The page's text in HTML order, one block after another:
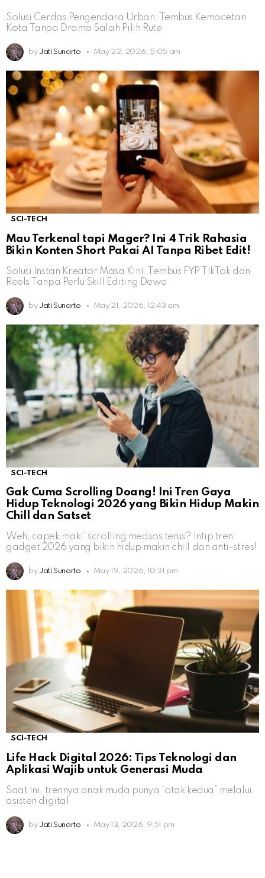
Solusi Cerdas Pengendara Urban: Tembus Kemacetan
Kota Tanpa Drama Salah Pilih Rute
by Jati Sunarto May 22, 2026, 5:05 am
SCI-TECH
Mau Terkenal tapi Mager? Ini 4 Trik Rahasia
Bikin Konten Short Pakai AI Tanpa Ribet Edit!
Solusi Instan Kreator Masa Kini: Tembus FYP TikTok dan
Reels Tanpa Perlu Skill Editing Dewa
by Jati Sunarto May 21, 2026, 12:43 am
SCI-TECH
Gak Cuma Scrolling Doang! Ini Tren Gaya
Hidup Teknologi 2026 yang Bikin Hidup Makin
Chill dan Satset
Weh, capek maki’ scrolling medsos terus? Intip tren
gadget 2026 yang bikin hidup makin chill dan anti-stres!
by Jati Sunarto May 19, 2026, 10:31 pm
SCI-TECH
Life Hack Digital 2026: Tips Teknologi dan
Aplikasi Wajib untuk Generasi Muda
Saat ini, trennya anak muda punya “otak kedua” melalui
asisten digital
by Jati Sunarto May 13, 2026, 9:51 pm